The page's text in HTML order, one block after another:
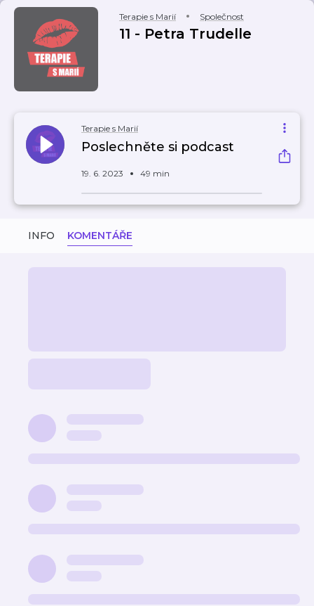
Terapie s Marií Společnost
11 - Petra Trudelle
Terapie s Marií
Poslechněte si podcast
19. 6. 2023 49 min
INFO KOMENTÁŘE